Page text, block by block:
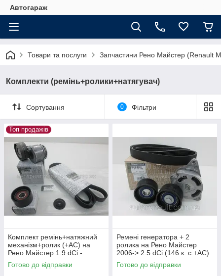
Автогараж
Товари та послуги Запчастини Рено Майстер (Renault
Комплекти (ремінь+ролики+натягувач)
Сортування 0 Фільтри
Топ продажів
Комплект ремінь+натяжний
механізм+ролик (+AC) на
Рено Майстер 1.9 dCi -
Renault (оригінал)
117200713R
Готово до відправки
Ремені генератора + 2
ролика на Рено Майстер
2006-> 2.5 dCi (146 к. с.+AC)
— Renault - 7701475193
Готово до відправки